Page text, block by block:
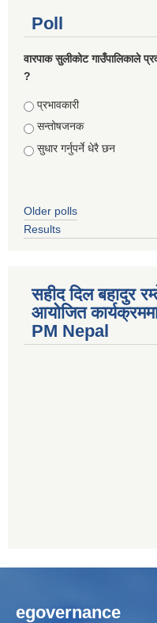
Poll
वारपाक सुलीकोट गाउँपालिकाले
?
Choices
प्रभावकारी
सन्तोषजनक
सुधार गर्नुपर्ने धेरै छन
Older polls
Results
सहीद दिल बहादुर
आयोजित
PM Nepal
egovernance